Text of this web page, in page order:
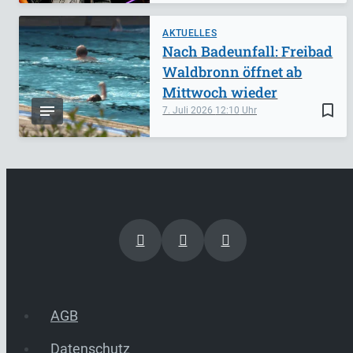
AKTUELLES
bookmark_border
7. Juli 2026 12:10
Nach Badeunfall: Freibad
Waldbronn öffnet ab
Mittwoch wieder
AGB
Datenschutz